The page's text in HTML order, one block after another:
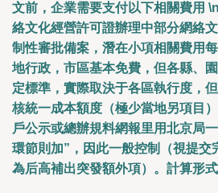
文前，企業需要支付以下相關費用
絡文化經營許可證辦理中部分網絡
制性審批備案，潛在小項相關費用
地行政，市區基本免費，但各縣、
定標準，實際取決于各區執行度，
核統一成本額度（極少當地另項目
戶公示或總辦規料網報里用北京局
環節則加”，因此一般控制（視提交
為后高補出突發額外項）。計算形